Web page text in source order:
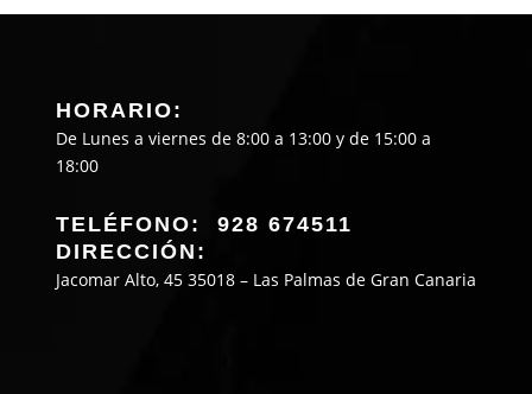
HORARIO:
De Lunes a viernes de 8:00 a 13:00 y de 15:00 a
18:00
TELÉFONO: 928 674511
DIRECCIÓN:
Jacomar Alto, 45 35018 – Las Palmas de Gran Canaria